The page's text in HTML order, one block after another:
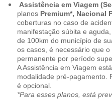
Assistência em Viagem
planos Premium*, Nacional
coberturas no caso de
manifestação súbita e
de 100km do município de
os casos, é necessário que
permanente por período
A Assistência em Viagem
modalidade pré-pagamento.
é opcional.
*Para esses planos, está